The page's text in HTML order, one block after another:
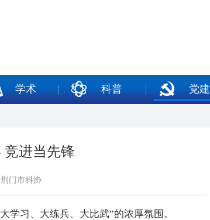
学术 科普 党建
竞进当先锋
门市科协
习、大练兵、大比武”的浓厚氛围。